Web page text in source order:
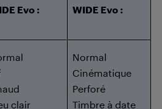
Evo :
WIDE Evo :
clair
Normal
Cinématique
Perforé
Timbre à date